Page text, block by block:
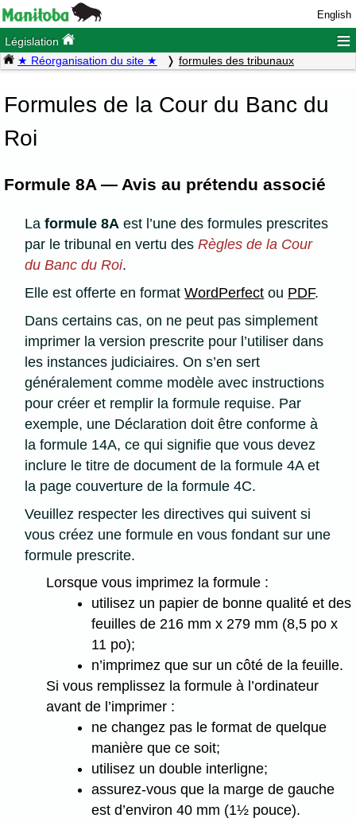
English
Législation ≡
★ Réorganisation du site ★ formules des tribunaux
Formules de la Cour du Banc du
Roi
Formule 8A — Avis au prétendu associé
Laformule 8A est l’une des formules prescrites
par le tribunal en vertu desRègles de la Cour
du Banc du Roi.
Elle est offerte en formatWordPerfect ou PDF.
Dans certains cas, on ne peut pas simplement
imprimer la version prescrite pour l’utiliser dans
les instances judiciaires. On s’en sert
généralement comme modèle avec instructions
pour créer et remplir la formule requise. Par
exemple, une Déclaration doit être conforme à
la formule 14A, ce qui signifie que vous devez
inclure le titre de document de la formule 4A et
la page couverture de la formule 4C.
Veuillez respecter les directives qui suivent si
vous créez une formule en vous fondant sur une
formule prescrite.
Lorsque vous imprimez la formule :
utilisez un papier de bonne qualité et des
feuilles de 216 mm x 279 mm (8,5 po x
11 po);
n’imprimez que sur un côté de la feuille.
Si vous remplissez la formule à l’ordinateur
avant de l’imprimer :
ne changez pas le format de quelque
manière que ce soit;
utilisez un double interligne;
assurez-vous que la marge de gauche
est d’environ 40 mm (1½ pouce).